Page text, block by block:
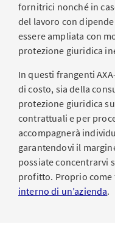
fornitrici nonché in
del lavoro con
essere ampliata con
protezione giuridica
In questi frangenti
di costo, sia della
protezione giuridica
contrattuali e per
accompagnerà
garantendovi il
possiate concentrarvi
profitto. Proprio come
interno di un’azienda.